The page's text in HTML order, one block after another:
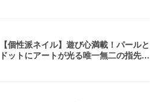
【個性派ネイル】遊び心満載！パールと
ドットにアートが光る唯一無二の指先が